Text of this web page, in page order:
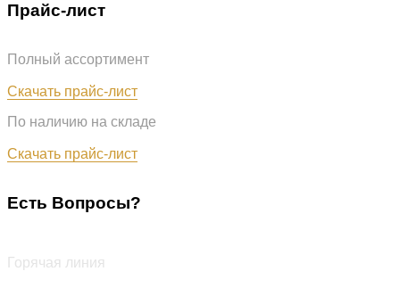
Прайс-лист
Полный ассортимент
Скачать прайс-лист
По наличию на складе
Скачать прайс-лист
Есть Вопросы?
Горячая линия